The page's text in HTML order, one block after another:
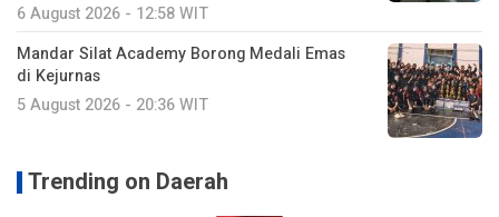
6 August 2026 - 12:58 WIT
Mandar Silat Academy Borong Medali Emas
di Kejurnas
5 August 2026 - 20:36 WIT
Trending on Daerah